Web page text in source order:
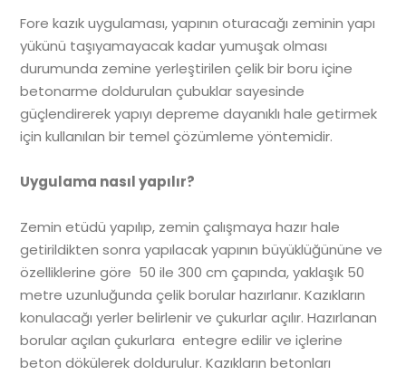
Fore kazık uygulaması, yapının oturacağı zeminin yapı
yükünü taşıyamayacak kadar yumuşak olması
durumunda zemine yerleştirilen çelik bir boru içine
betonarme doldurulan çubuklar sayesinde
güçlendirerek yapıyı depreme dayanıklı hale getirmek
için kullanılan bir temel çözümleme yöntemidir.
Uygulama nasıl yapılır?
Zemin etüdü yapılıp, zemin çalışmaya hazır hale
getirildikten sonra yapılacak yapının büyüklüğününe ve
özelliklerine göre 50 ile 300 cm çapında, yaklaşık 50
metre uzunluğunda çelik borular hazırlanır. Kazıkların
konulacağı yerler belirlenir ve çukurlar açılır. Hazırlanan
borular açılan çukurlara entegre edilir ve içlerine
beton dökülerek doldurulur. Kazıkların betonları